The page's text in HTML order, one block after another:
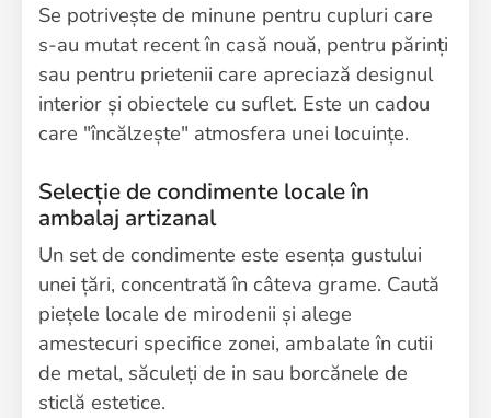
Se potrivește de minune pentru cupluri care
s-au mutat recent în casă nouă, pentru părinți
sau pentru prietenii care apreciază designul
interior și obiectele cu suflet. Este un cadou
care "încălzește" atmosfera unei locuințe.
Selecție de condimente locale în
ambalaj artizanal
Un set de condimente este esența gustului
unei țări, concentrată în câteva grame. Caută
piețele locale de mirodenii și alege
amestecuri specifice zonei, ambalate în cutii
de metal, săculeți de in sau borcănele de
sticlă estetice.